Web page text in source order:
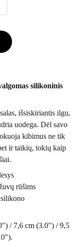
silikoninis
išsiskiriantis ilgu,
uodega. Dėl savo
kibimus ne tik
ir taikių, tokių kaip
rūšims
/ 7,6 cm (3.0") / 9,5